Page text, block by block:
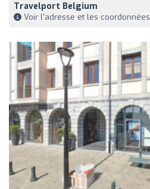
Travelport Belgium
Voir l'adresse et les coordonnées